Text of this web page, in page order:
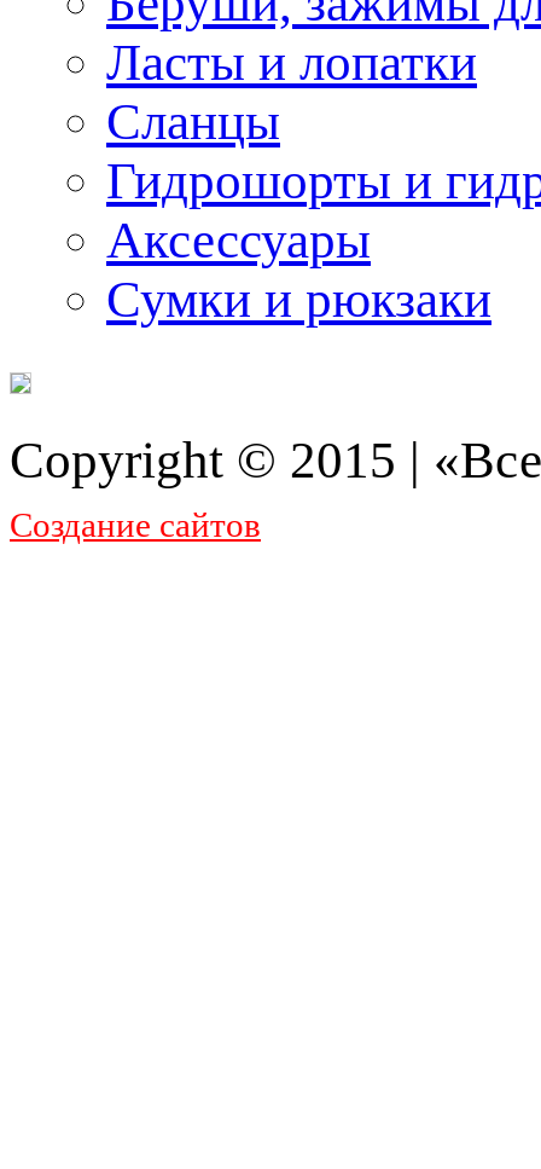
Ласты и лопатки
Сланцы
Гидрошорты и
Аксессуары
Сумки и рюкзаки
Copyright © 2015 |
Создание сайтов